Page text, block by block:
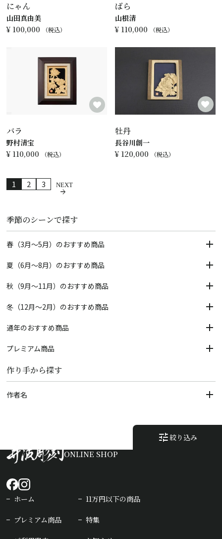
にゃん
¥ 100,000 税込
山田真由美
ばら
¥ 110,000 税込
山根清
バラ
¥ 110,000 税込
野村清宝
牡丹
¥ 120,000 税込
長谷川創一
1 2 3
季節のシーンで探す
春（3月～5月）のおすすめ商品
夏（6月～8月）のおすすめ商品
秋（9月～11月）のおすすめ商品
冬（12月～2月）のおすすめ商品
通年のおすすめ商品
プレミアム商品
作り手から探す
作者名
tune絞り込み
ONLINE SHOP
ホーム 11万円以下の商品
プレミアム商品 特集